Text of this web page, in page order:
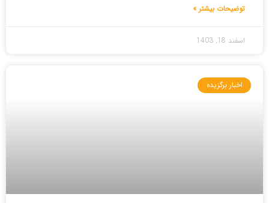
توضیحات بیشتر »
اسفند 18, 1403
اخبار برگزیده